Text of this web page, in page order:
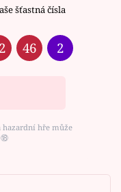
šťastná čísla
46 2
hře může
⑱